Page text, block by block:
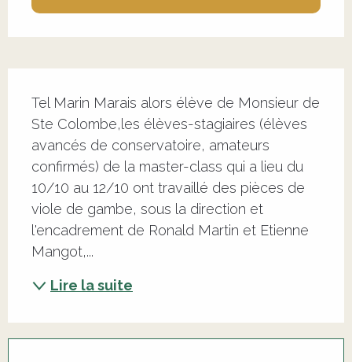
Tel Marin Marais alors élève de Monsieur de
Ste Colombe,les élèves-stagiaires (élèves
avancés de conservatoire, amateurs
confirmés) de la master-class qui a lieu du
10/10 au 12/10 ont travaillé des pièces de
viole de gambe, sous la direction et
l'encadrement de Ronald Martin et Etienne
Mangot,...
Lire la suite